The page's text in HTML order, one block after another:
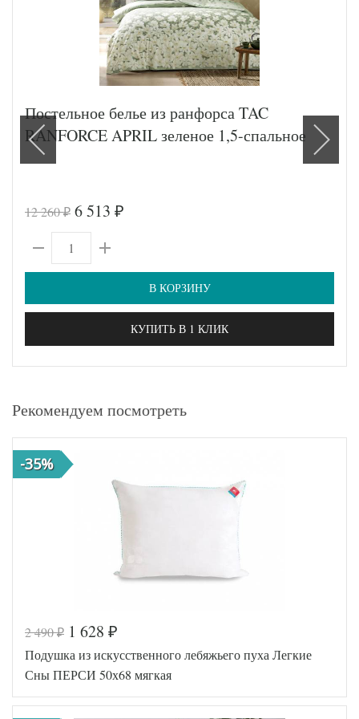
Постельное белье из ранфорса TAC
RANFORCE APRIL зеленое 1,5-спальное
12 260₽ 6 513 ₽
В КОРЗИНУ
КУПИТЬ В 1 КЛИК
Рекомендуем посмотреть
-35%
2 490₽ 1 628 ₽
Подушка из искусственного лебяжьего пуха Легкие
Сны ПЕРСИ 50х68 мягкая